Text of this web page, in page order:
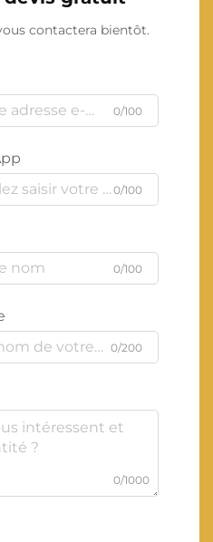
contactera bientôt.
0/100
0/100
0/100
0/200
0/1000